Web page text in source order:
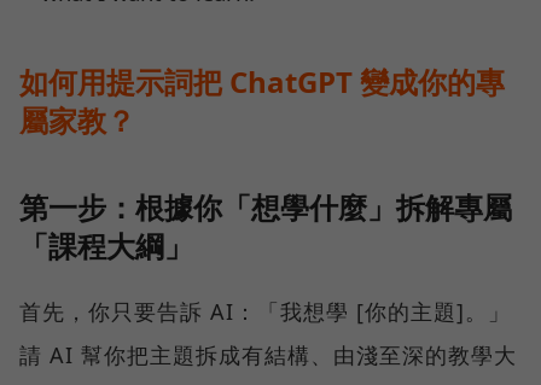
如何用提示詞把 ChatGPT 變成你的專
屬家教？
第一步：根據你「想學什麼」拆解專屬
「課程大綱」
首先，你只要告訴 AI：「我想學 [你的主題]。」
請 AI 幫你把主題拆成有結構、由淺至深的教學大